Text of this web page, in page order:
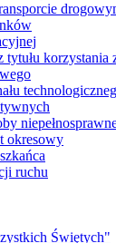
korzystania
okresowy
ruchu
Świętych"